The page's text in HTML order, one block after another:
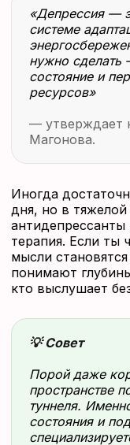
«Депрессия —
системе
нужно сделать
состояние и
ресурсов»
— утверждает
Магонова.
Иногда
дня, но в
антидепрессанты
терапия. Если ты
мысли
понимают
кто выслушает
💡 Совет
Порой даже
пространстве
туннеля.
состояния и